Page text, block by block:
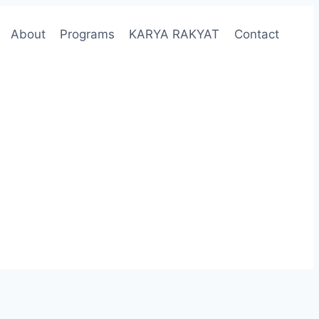
About Programs KARYA RAKYAT Contact